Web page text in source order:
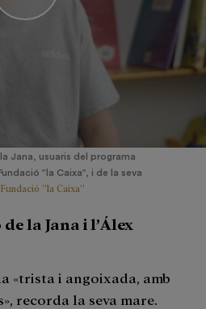
Jana, usuaris del programa
”la Caixa”, i de la seva
”la Caixa”
la Jana i l’Álex
«trista i angoixada, amb
recorda la seva mare.